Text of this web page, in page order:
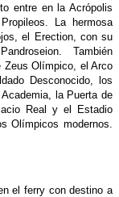
entre en la Acrópolis
La hermosa
el Erection, con su
También
Zeus Olímpico, el Arco
Desconocido, los
la Puerta de
Real y el Estadio
Olímpicos modernos.
el ferry con destino a